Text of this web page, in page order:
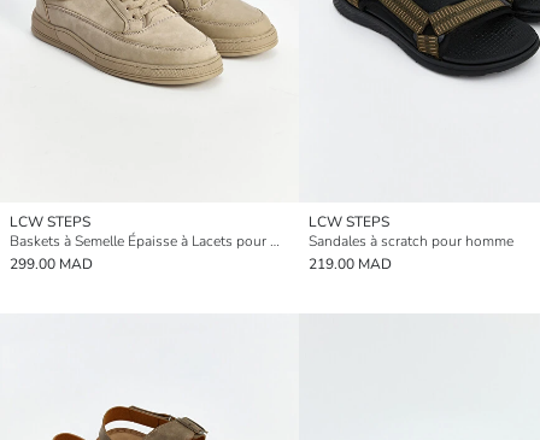
LCW STEPS
Baskets à Semelle Épaisse à Lacets pour Homme
299.00 MAD
LCW STEPS
Sandales à scratch pour homme
219.00 MAD